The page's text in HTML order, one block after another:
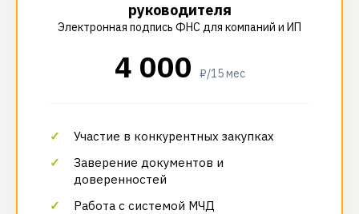
руководителя
Электронная подпись ФНС для компаний и ИП
4 000 ₽/15 мес
Участие в конкурентных закупках
Заверение документов и
доверенностей
Работа с системой МЧД